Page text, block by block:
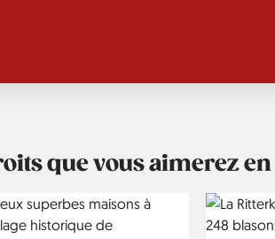
que vous aimerez en